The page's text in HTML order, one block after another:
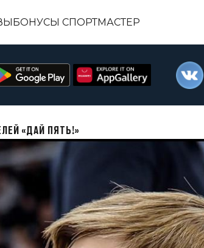
БОНУСЫ СПОРТМАСТЕР
«ДАЙ ПЯТЬ!»